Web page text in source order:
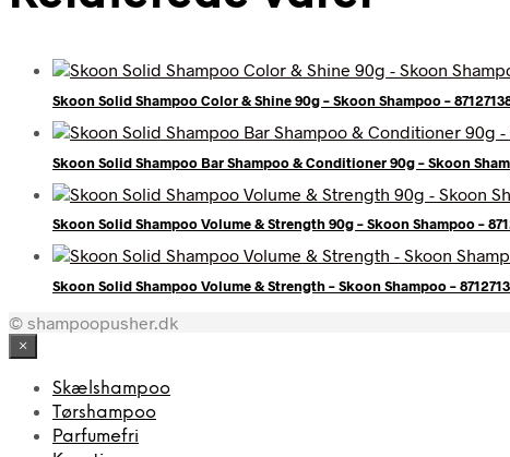
Skoon Solid Shampoo Color & Shine 90g – Skoon Shampoo –
Skoon Solid Shampoo Bar Shampoo & Conditioner 90g – Skoon
Skoon Solid Shampoo Volume & Strength 90g – Skoon Shampoo –
Skoon Solid Shampoo Volume & Strength – Skoon Shampoo –
© shampoopusher.dk
×
Skælshampoo
Tørshampoo
Parfumefri